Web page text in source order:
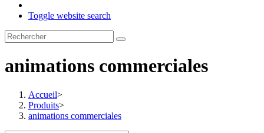
Toggle website search
animations commerciales
Accueil>
Produits>
animations commerciales